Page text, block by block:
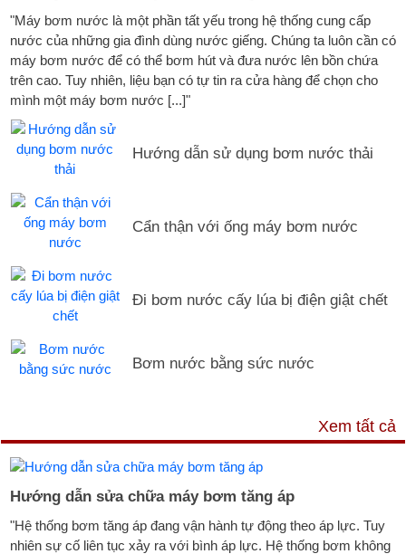
"Máy bơm nước là một phần tất yếu trong hệ thống cung cấp
nước của những gia đình dùng nước giếng. Chúng ta luôn cần có
máy bơm nước để có thể bơm hút và đưa nước lên bồn chứa
trên cao. Tuy nhiên, liệu bạn có tự tin ra cửa hàng để chọn cho
mình một máy bơm nước [...]"
Hướng dẫn sử dụng bơm nước thải
Cẩn thận với ống máy bơm nước
Đi bơm nước cấy lúa bị điện giật chết
Bơm nước bằng sức nước
Xem tất cả
Hướng dẫn sửa chữa máy bơm tăng áp
"Hệ thống bơm tăng áp đang vận hành tự động theo áp lực. Tuy
nhiên sự cố liên tục xảy ra với bình áp lực. Hệ thống bơm không